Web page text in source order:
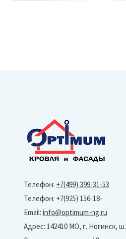
Телефон: +7(499) 399-31-53
Телефон: +7(925) 156-18-
Email: info@optimum-ng.ru
Адрес: 142410 МО, г. Ногинск, ш.